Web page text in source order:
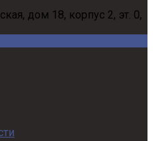
дом 18, корпус 2, эт. 0,